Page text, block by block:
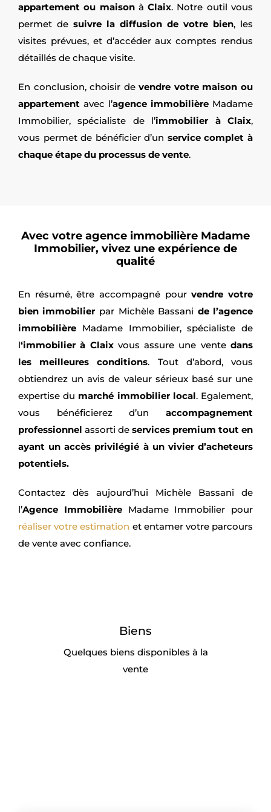
appartement ou maisonàClaix. Notre outil vous
permet de suivre la diffusion de votre bien, les
visites prévues, et d’accéder aux comptes rendus
détaillés de chaque visite.
En conclusion, choisir devendre votre maison ou
appartement avec l’agence immobilière Madame
Immobilier, spécialiste de l’immobilier à Claix,
vous permet de bénéficier d’un service complet à
chaque étape du processus de vente.
Avec votre agence immobilière Madame
Immobilier, vivez une expérience de
qualité
En résumé, être accompagné pourvendre votre
bien immobilierpar Michèle Bassani de l’agence
immobilière Madame Immobilier, spécialiste de
l‘immobilier à Claixvous assure une ventedans
les meilleures conditions. Tout d’abord, vous
obtiendrez un avis de valeur sérieux basé sur une
expertise du marché immobilier local. Egalement,
vous bénéficierez d’unaccompagnement
professionnel assorti de services premium tout en
ayant un accès privilégié à un vivier d’acheteurs
potentiels.
Contactez dès aujourd’hui Michèle Bassani de
l’Agence ImmobilièreMadame Immobilier pour
réaliser votre estimation et entamer votre parcours
de vente avec confiance.
Biens
Quelques biens disponibles à la
vente